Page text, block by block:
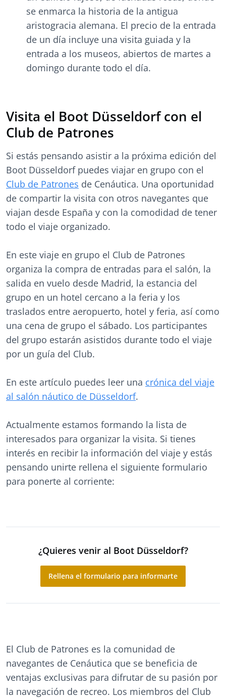
se enmarca la historia de la antigua
aristogracia alemana. El precio de la entrada
de un día incluye una visita guiada y la
entrada a los museos, abiertos de martes a
domingo durante todo el día.
Visita el Boot Düsseldorf con el
Club de Patrones
Si estás pensando asistir a la próxima edición del
Boot Düsseldorf puedes viajar en grupo con el
Club de Patrones de Cenáutica. Una oportunidad
de compartir la visita con otros navegantes que
viajan desde España y con la comodidad de tener
todo el viaje organizado.
En este viaje en grupo el Club de Patrones
organiza la compra de entradas para el salón, la
salida en vuelo desde Madrid, la estancia del
grupo en un hotel cercano a la feria y los
traslados entre aeropuerto, hotel y feria, así como
una cena de grupo el sábado. Los participantes
del grupo estarán asistidos durante todo el viaje
por un guía del Club.
En este artículo puedes leer una crónica del viaje
al salón náutico de Düsseldorf.
Actualmente estamos formando la lista de
interesados para organizar la visita. Si tienes
interés en recibir la información del viaje y estás
pensando unirte rellena el siguiente formulario
para ponerte al corriente:
¿Quieres venir al Boot Düsseldorf?
Rellena el formulario para informarte
El Club de Patrones es la comunidad de
navegantes de Cenáutica que se beneficia de
ventajas exclusivas para difrutar de su pasión por
la navegación de recreo. Los miembros del Club